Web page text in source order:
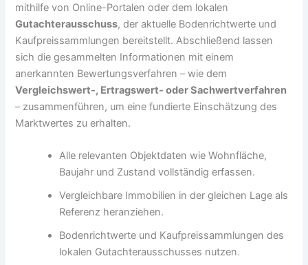
mithilfe von Online-Portalen oder dem lokalen
Gutachterausschuss, der aktuelle Bodenrichtwerte und
Kaufpreissammlungen bereitstellt. Abschließend lassen
sich die gesammelten Informationen mit einem
anerkannten Bewertungsverfahren – wie dem
Vergleichswert-, Ertragswert- oder Sachwertverfahren
– zusammenführen, um eine fundierte Einschätzung des
Marktwertes zu erhalten.
Alle relevanten Objektdaten wie Wohnfläche,
Baujahr und Zustand vollständig erfassen.
Vergleichbare Immobilien in der gleichen Lage als
Referenz heranziehen.
Bodenrichtwerte und Kaufpreissammlungen des
lokalen Gutachterausschusses nutzen.